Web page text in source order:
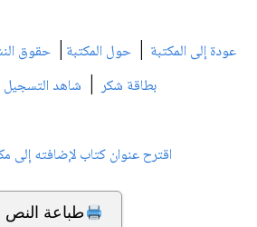
عودة إلى المكتبة | حول المكتبة | حقوق
بطاقة شكر| شاهد التسجيل
اقترح عنوان كتاب لإضافته إلى
طباعة النص